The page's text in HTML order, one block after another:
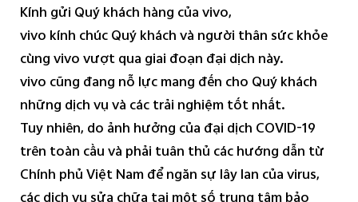
Kính gửi Quý khách hàng của vivo,
vivo kính chúc Quý khách và người thân sức khỏe
cùng vivo vượt qua giai đoạn đại dịch này.
vivo cũng đang nỗ lực mang đến cho Quý khách
những dịch vụ và các trải nghiệm tốt nhất.
Tuy nhiên, do ảnh hưởng của đại dịch COVID-19
trên toàn cầu và phải tuân thủ các hướng dẫn từ
Chính phủ Việt Nam để ngăn sự lây lan của virus,
các dịch vụ sửa chữa tại một số trung tâm bảo